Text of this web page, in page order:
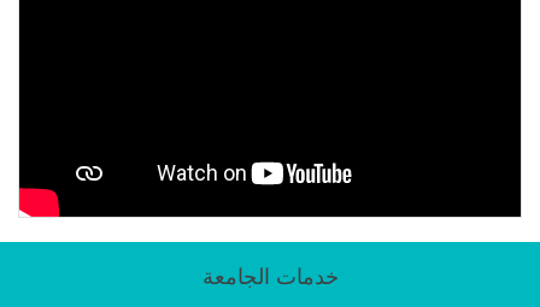
خدمات الجامعة